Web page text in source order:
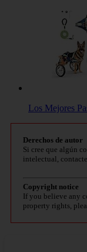
Los Mejores
Derechos de autor
Si cree que algún
intelectual,
Copyright notice
If you believe any
property rights,